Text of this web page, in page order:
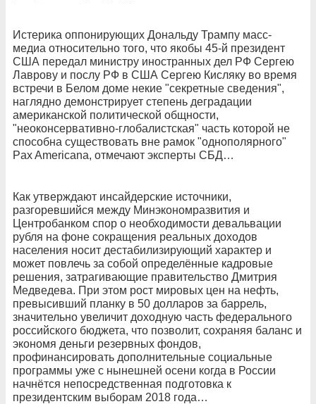
Истерика оппонирующих Дональду Трампу масс-
медиа относительно того, что якобы 45-й президент
США передал министру иностранных дел РФ Сергею
Лаврову и послу РФ в США Сергею Кисляку во время
встречи в Белом доме некие "секретные сведения",
наглядно демонстрирует степень деградации
американской политической общности,
"неоконсервативно-глобалистская" часть которой не
способна существовать вне рамок "однополярного"
Pax Americana, отмечают эксперты СБД…
Как утверждают инсайдерские источники,
разгоревшийся между Мин­экономразвития и
Центробанком спор о необходимости девальвации
рубля на фоне сокращения реальных доходов
населения носит дестабилизирующий характер и
может повлечь за собой определённые кадровые
решения, затрагивающие правительство Дмитрия
Медведева. При этом рост мировых цен на нефть,
превысивший планку в 50 долларов за баррель,
значительно увеличит доходную часть федерального
российского бюджета, что позволит, сохраняя баланс и
экономя деньги резервных фондов,
профинансировать дополнительные социальные
программы уже с нынешней осени когда в России
начнётся непосредственная подготовка к
президентским выборам 2018 года…